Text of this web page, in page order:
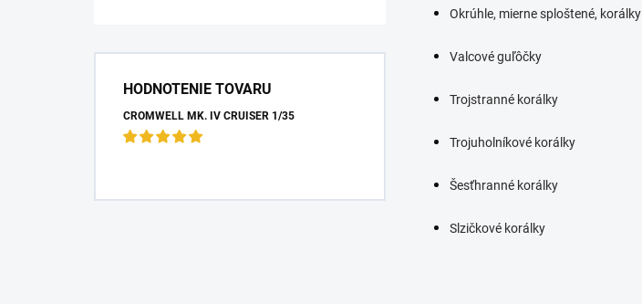
HODNOTENIE TOVARU
CROMWELL MK. IV CRUISER 1/35
Okrúhle, mierne sploštené, korálky
Valcové guľôčky
Trojstranné korálky
Trojuholníkové korálky
Šesťhranné korálky
Slzičkové korálky